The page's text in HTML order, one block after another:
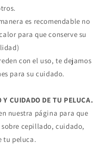
es recomendable no
para que conserve su
con el uso, te dejamos
para su cuidado.
Y CUIDADO DE TU PELUCA.
nuestra página para que
cepillado, cuidado,
tu peluca.
Tarjeta.
Pago,elige
y confirma.
saldo disponible,